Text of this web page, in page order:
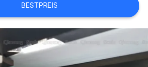
BESTPREIS